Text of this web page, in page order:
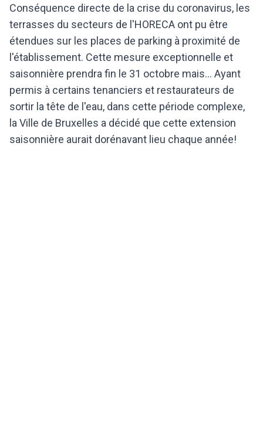
Conséquence directe de la crise du coronavirus, les
terrasses du secteurs de l'HORECA ont pu être
étendues sur les places de parking à proximité de
l'établissement. Cette mesure exceptionnelle et
saisonnière prendra fin le 31 octobre mais... Ayant
permis à certains tenanciers et restaurateurs de
sortir la tête de l'eau, dans cette période complexe,
la Ville de Bruxelles a décidé que cette extension
saisonnière aurait dorénavant lieu chaque année!